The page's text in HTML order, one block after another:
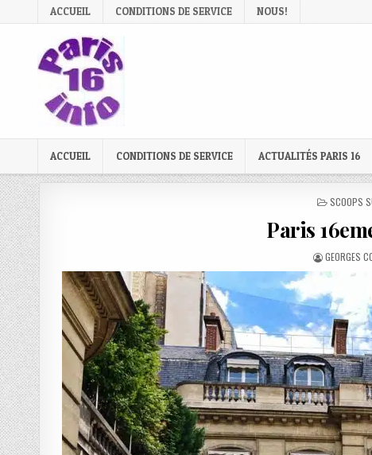
to
ACCUEIL CONDITIONS DE SERVICE NOUS!
ACCUEIL CONDITIONS DE SERVICE ACTUALITÉS PARIS 16
POSTED
SCOOPS
Paris
AUTHOR:
GEORGES